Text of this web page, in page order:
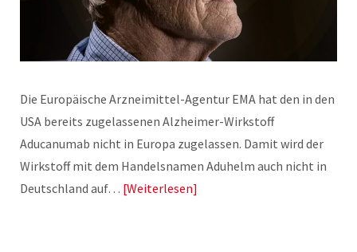
Die Europäische Arzneimittel-Agentur EMA hat den in den
USA bereits zugelassenen Alzheimer-Wirkstoff
Aducanumab nicht in Europa zugelassen. Damit wird der
Wirkstoff mit dem Handelsnamen Aduhelm auch nicht in
Deutschland auf… Weiterlesen